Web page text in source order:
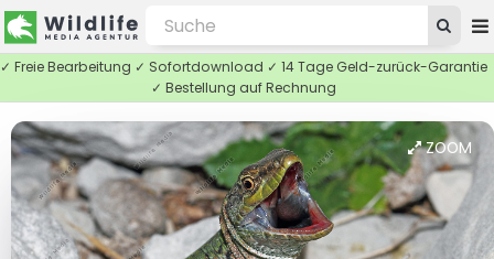
✓ Freie Bearbeitung ✓ Sofortdownload ✓ 14 Tage Geld-zurück-Garantie
✓ Bestellung auf Rechnung
ZOOM